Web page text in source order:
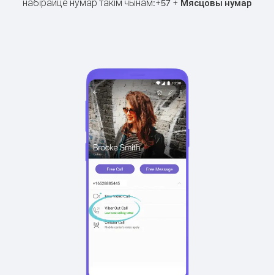
набірайце нумар такім чынам:+57+ Мясцовы нумар